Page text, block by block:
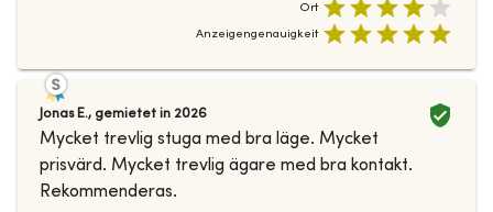
Ort
Anzeigengenauigkeit
Jonas E., gemietet in 2026
Mycket trevlig stuga med bra läge. Mycket
prisvärd. Mycket trevlig ägare med bra kontakt.
Rekommenderas.